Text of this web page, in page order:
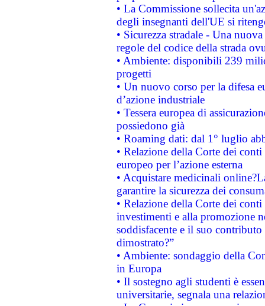
• La Commissione sollecita
degli insegnanti dell'UE si
• Sicurezza stradale - Una
regole del codice della strada
• Ambiente: disponibili 239
progetti
• Un nuovo corso per la difesa
d’azione industriale
• Tessera europea di
possiedono già
• Roaming dati: dal 1° luglio
• Relazione della Corte dei
europeo per l’azione esterna
• Acquistare medicinali
garantire la sicurezza dei
• Relazione della Corte dei
investimenti e alla promozione
soddisfacente e il suo
dimostrato?”
• Ambiente: sondaggio della
in Europa
• Il sostegno agli studenti è
universitarie, segnala una